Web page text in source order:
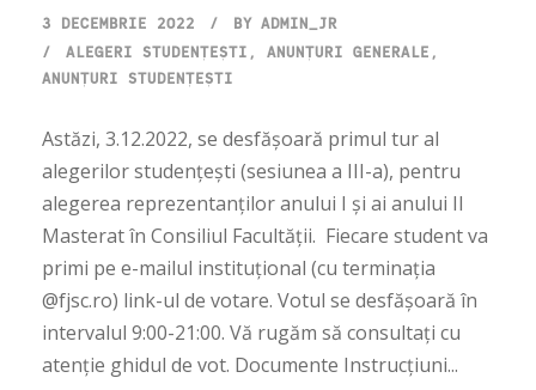
3 DECEMBRIE 2022 BY ADMIN_JR
ALEGERI STUDENȚEȘTI , ANUNȚURI GENERALE ,
ANUNȚURI STUDENȚEȘTI
Astăzi, 3.12.2022, se desfășoară primul tur al
alegerilor studențești (sesiunea a III-a), pentru
alegerea reprezentanților anului I și ai anului II
Masterat în Consiliul Facultății. Fiecare student va
primi pe e-mailul instituțional (cu terminația
@fjsc.ro) link-ul de votare. Votul se desfășoară în
intervalul 9:00-21:00. Vă rugăm să consultați cu
atenție ghidul de vot. Documente Instrucțiuni...